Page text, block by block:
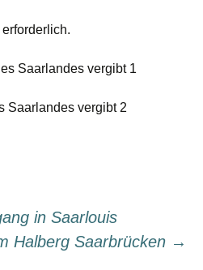
Saarlandes vergibt 1
Saarlandes vergibt 2
in Saarlouis
Halberg Saarbrücken →